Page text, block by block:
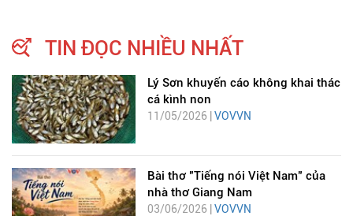
TIN ĐỌC NHIỀU NHẤT
Lý Sơn khuyến cáo không khai thác
cá kình non
11/05/2026 |VOVVN
Bài thơ "Tiếng nói Việt Nam" của
nhà thơ Giang Nam
03/06/2026 | VOVVN